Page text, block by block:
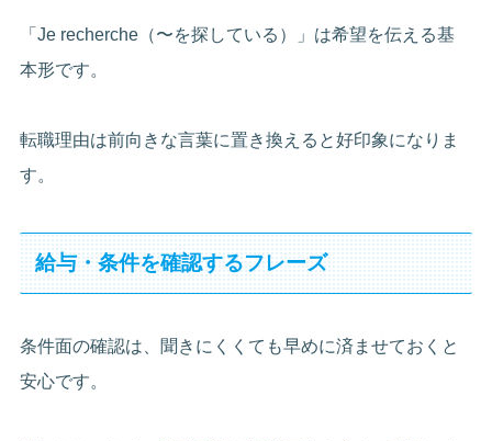
「Je recherche（〜を探している）」は希望を伝える基
本形です。
転職理由は前向きな言葉に置き換えると好印象になりま
す。
給与・条件を確認するフレーズ
条件面の確認は、聞きにくくても早めに済ませておくと
安心です。